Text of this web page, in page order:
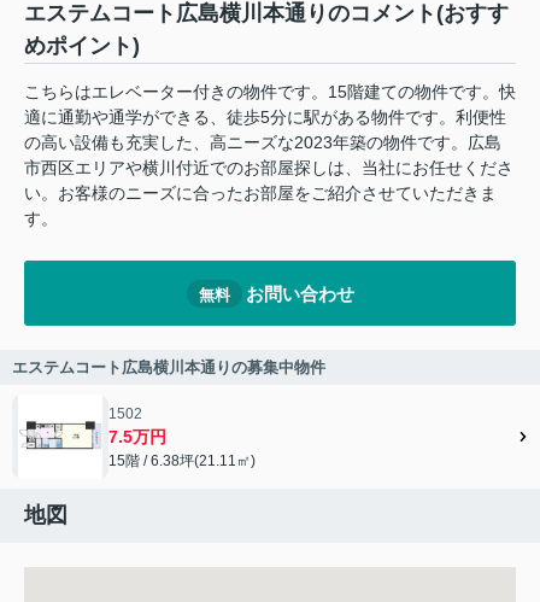
エステムコート広島横川本通りのコメント(おすす
めポイント)
こちらはエレベーター付きの物件です。15階建ての物件です。快
適に通勤や通学ができる、徒歩5分に駅がある物件です。利便性
の高い設備も充実した、高ニーズな2023年築の物件です。広島
市西区エリアや横川付近でのお部屋探しは、当社にお任せくださ
い。お客様のニーズに合ったお部屋をご紹介させていただきま
す。
無料 お問い合わせ
エステムコート広島横川本通りの募集中物件
1502
7.5万円
15階 / 6.38坪(21.11㎡)
地図